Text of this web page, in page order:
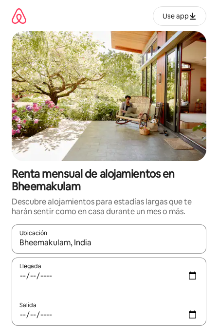
contenido
Use app
Renta mensual de alojamientos en
Bheemakulam
Descubre alojamientos para estadías largas que te
harán sentir como en casa durante un mes o más.
Ubicación
Cuando los resultados estén disponibles, navega con las
Llegada
Salida